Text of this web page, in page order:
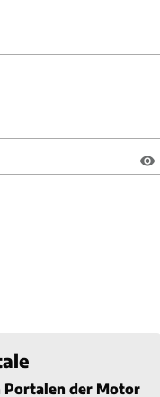
Portalen der Motor